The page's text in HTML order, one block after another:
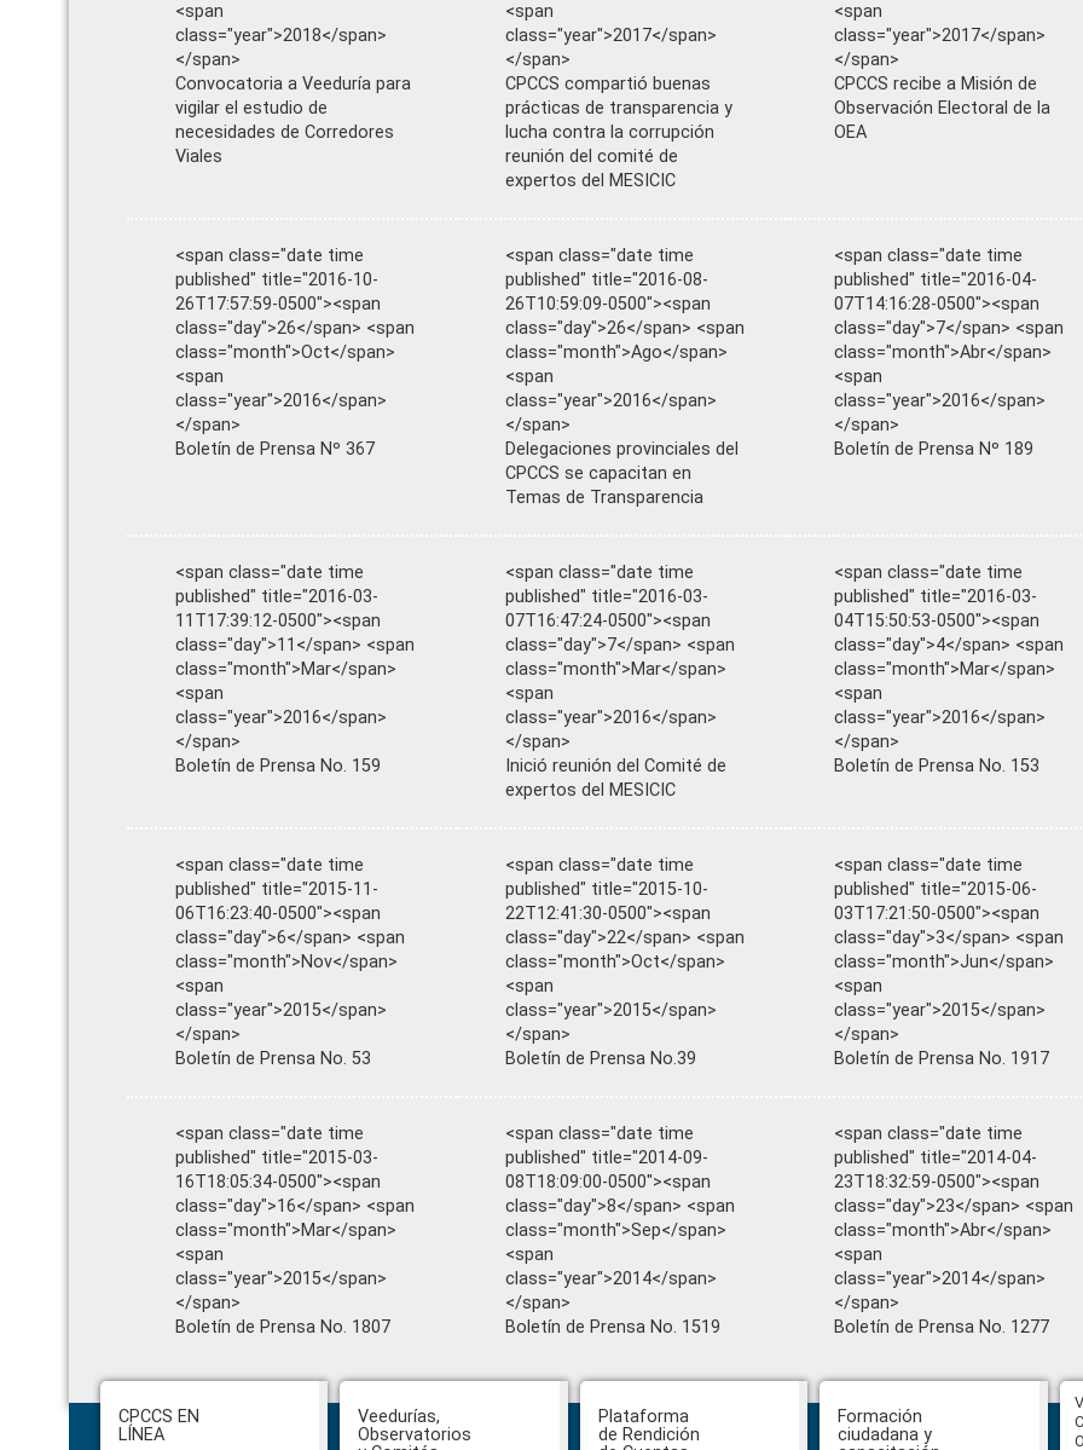
<span
class="year">2018</span>
</span>
Convocatoria a Veeduría para
vigilar el estudio de
necesidades de Corredores
Viales
<span
class="year">2017</span>
</span>
CPCCS compartió buenas
prácticas de transparencia y
lucha contra la corrupción
reunión del comité de
expertos del MESICIC
<span
class="year">2017</span>
</span>
CPCCS recibe a Misión de
Observación Electoral de la
OEA
<span class="date time
published" title="2016-10-
26T17:57:59-0500"><span
class="day">26</span> <span
class="month">Oct</span>
<span
class="year">2016</span>
</span>
Boletín de Prensa Nº 367
<span class="date time
published" title="2016-08-
26T10:59:09-0500"><span
class="day">26</span> <span
class="month">Ago</span>
<span
class="year">2016</span>
</span>
Delegaciones provinciales del
CPCCS se capacitan en
Temas de Transparencia
<span class="date time
published" title="2016-04-
07T14:16:28-0500"><span
class="day">7</span> <span
class="month">Abr</span>
<span
class="year">2016</span>
</span>
Boletín de Prensa Nº 189
<span class="date time
published" title="2016-03-
11T17:39:12-0500"><span
class="day">11</span> <span
class="month">Mar</span>
<span
class="year">2016</span>
</span>
Boletín de Prensa No. 159
<span class="date time
published" title="2016-03-
07T16:47:24-0500"><span
class="day">7</span> <span
class="month">Mar</span>
<span
class="year">2016</span>
</span>
Inició reunión del Comité de
expertos del MESICIC
<span class="date time
published" title="2016-03-
04T15:50:53-0500"><span
class="day">4</span> <span
class="month">Mar</span>
<span
class="year">2016</span>
</span>
Boletín de Prensa No. 153
<span class="date time
published" title="2015-11-
06T16:23:40-0500"><span
class="day">6</span> <span
class="month">Nov</span>
<span
class="year">2015</span>
</span>
Boletín de Prensa No. 53
<span class="date time
published" title="2015-10-
22T12:41:30-0500"><span
class="day">22</span> <span
class="month">Oct</span>
<span
class="year">2015</span>
</span>
Boletín de Prensa No.39
<span class="date time
published" title="2015-06-
03T17:21:50-0500"><span
class="day">3</span> <span
class="month">Jun</span>
<span
class="year">2015</span>
</span>
Boletín de Prensa No. 1917
<span class="date time
published" title="2015-03-
16T18:05:34-0500"><span
class="day">16</span> <span
class="month">Mar</span>
<span
class="year">2015</span>
</span>
Boletín de Prensa No. 1807
<span class="date time
published" title="2014-09-
08T18:09:00-0500"><span
class="day">8</span> <span
class="month">Sep</span>
<span
class="year">2014</span>
</span>
Boletín de Prensa No. 1519
<span class="date time
published" title="2014-04-
23T18:32:59-0500"><span
class="day">23</span> <span
class="month">Abr</span>
<span
class="year">2014</span>
</span>
Boletín de Prensa No. 1277
Footer
CPCCS EN
LÍNEA
Veedurías,
Observatorios
Plataforma
de Rendición
Formación
ciudadana y
CPCCS aprueba convocatoria a
Veeduría para designación de la
autoridad de la SOT